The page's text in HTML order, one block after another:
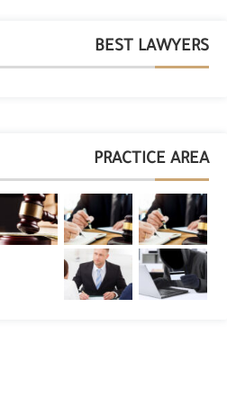
BEST LAWYERS
PRACTICE AREA